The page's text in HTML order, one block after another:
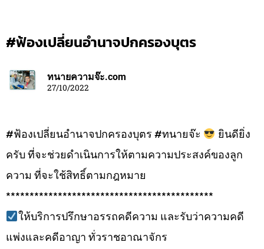
#ฟ้องเปลี่ยนอำนาจปกครองบุตร
ทนายความจ๊ะ.com
27/10/2022
#ฟ้องเปลี่ยนอำนาจปกครองบุตร #ทนายจ๊ะ
ยินดียิ่ง
ครับ ที่จะช่วยดำเนินการให้ตามความประสงค์ของลูก
ความ ที่จะใช้สิทธิ์ตามกฎหมาย
********************************************
ให้บริการปรึกษาอรรถคดีความ และรับว่าความคดี
แพ่งและคดีอาญา ทั่วราชอาณาจักร